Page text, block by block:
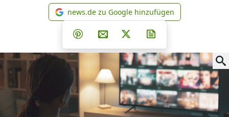
news.de zu Google
news.de zu Google hinzufügen
Teilen auf Facebook
Teilen auf Whatsapp
Teilen auf Telegram
Teilen auf Pinterest
Per E-Mail teilen
Post auf X